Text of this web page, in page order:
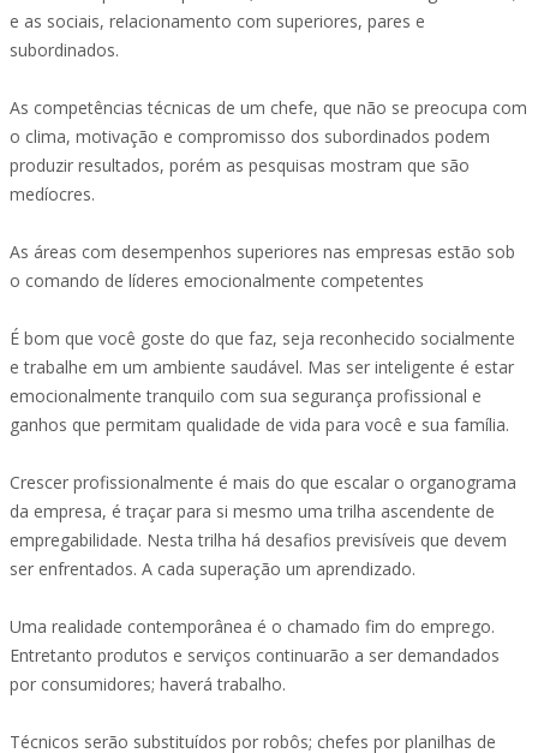
e as sociais, relacionamento com superiores, pares e
subordinados.
As competências técnicas de um chefe, que não se preocupa com
o clima, motivação e compromisso dos subordinados podem
produzir resultados, porém as pesquisas mostram que são
medíocres.
As áreas com desempenhos superiores nas empresas estão sob
o comando de líderes emocionalmente competentes
É bom que você goste do que faz, seja reconhecido socialmente
e trabalhe em um ambiente saudável. Mas ser inteligente é estar
emocionalmente tranquilo com sua segurança profissional e
ganhos que permitam qualidade de vida para você e sua família.
Crescer profissionalmente é mais do que escalar o organograma
da empresa, é traçar para si mesmo uma trilha ascendente de
empregabilidade. Nesta trilha há desafios previsíveis que devem
ser enfrentados. A cada superação um aprendizado.
Uma realidade contemporânea é o chamado fim do emprego.
Entretanto produtos e serviços continuarão a ser demandados
por consumidores; haverá trabalho.
Técnicos serão substituídos por robôs; chefes por planilhas de